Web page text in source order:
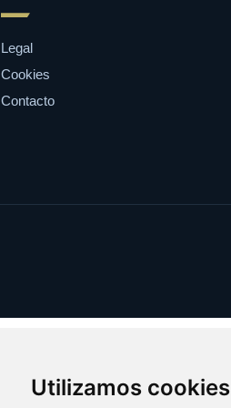
Utilizamos cookies
Legal
Cookies
Contacto